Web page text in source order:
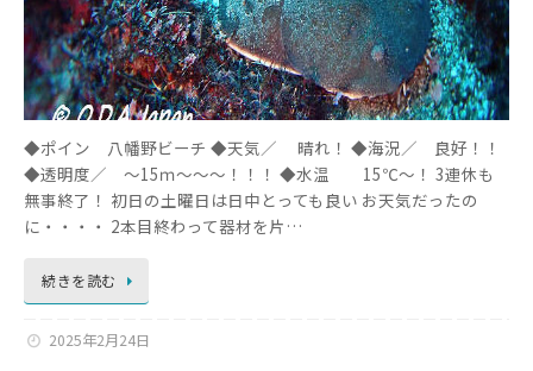
◆ポイン 八幡野ビーチ ◆天気／ 晴れ！ ◆海況／ 良好！！
◆透明度／ ～15ｍ～～～！！！ ◆水温 15℃～！ 3連休も
無事終了！ 初日の土曜日は日中とっても良い お天気だったの
に・・・・ 2本目終わって器材を片…
続きを読む
2025年2月24日